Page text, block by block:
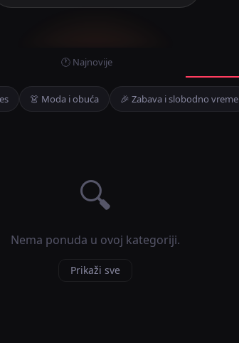
🕐 Najnovije
👗 Moda i obuća 🎉 Zabava i slobodno vreme
🔍
Nema ponuda u ovoj kategoriji.
Prikaži sve